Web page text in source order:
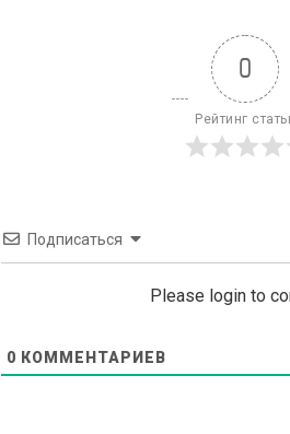
0
Рейтинг
Подписаться
Please login to
0 КОММЕНТАРИЕВ